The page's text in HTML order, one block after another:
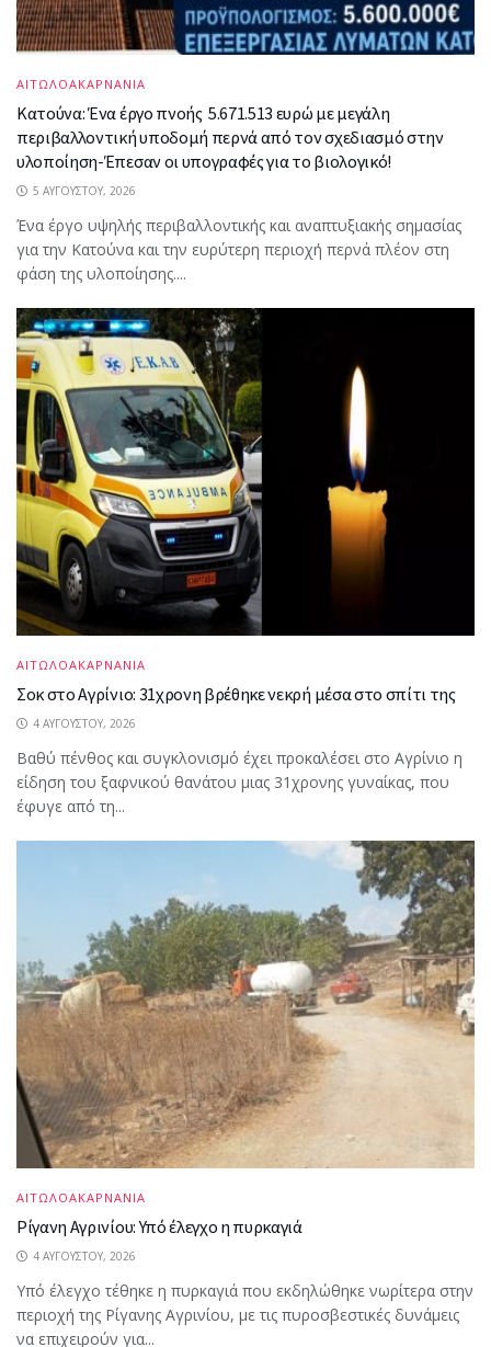
ΑΙΤΩΛΟΑΚΑΡΝΑΝΙΑ
Κατούνα: Ένα έργο πνοής 5.671.513 ευρώ με μεγάλη
περιβαλλοντική υποδομή περνά από τον σχεδιασμό στην
υλοποίηση-Έπεσαν οι υπογραφές για το βιολογικό!
5 ΑΥΓΟΎΣΤΟΥ, 2026
Ένα έργο υψηλής περιβαλλοντικής και αναπτυξιακής σημασίας
για την Κατούνα και την ευρύτερη περιοχή περνά πλέον στη
φάση της υλοποίησης....
ΑΙΤΩΛΟΑΚΑΡΝΑΝΙΑ
Σοκ στο Αγρίνιο: 31χρονη βρέθηκε νεκρή μέσα στο σπίτι της
4 ΑΥΓΟΎΣΤΟΥ, 2026
Βαθύ πένθος και συγκλονισμό έχει προκαλέσει στο Αγρίνιο η
είδηση του ξαφνικού θανάτου μιας 31χρονης γυναίκας, που
έφυγε από τη...
ΑΙΤΩΛΟΑΚΑΡΝΑΝΙΑ
Ρίγανη Αγρινίου: Υπό έλεγχο η πυρκαγιά
4 ΑΥΓΟΎΣΤΟΥ, 2026
Υπό έλεγχο τέθηκε η πυρκαγιά που εκδηλώθηκε νωρίτερα στην
περιοχή της Ρίγανης Αγρινίου, με τις πυροσβεστικές δυνάμεις
να επιχειρούν για...